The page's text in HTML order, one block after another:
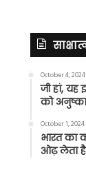
October 4, 2024
जी हां,
को अनुष्का
October 1, 2024
भारत का
ओढ़ लेता